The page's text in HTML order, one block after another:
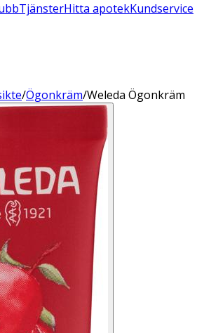
TjänsterHitta apotekKundservice
/Ögonkräm/Weleda Ögonkräm